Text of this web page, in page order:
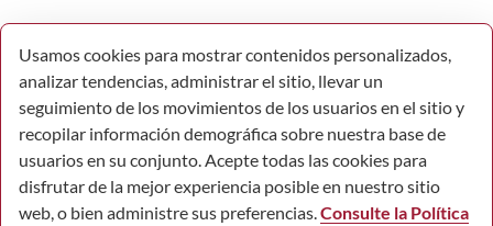
Usamos cookies para mostrar contenidos personalizados,
analizar tendencias, administrar el sitio, llevar un
seguimiento de los movimientos de los usuarios en el sitio y
recopilar información demográfica sobre nuestra base de
usuarios en su conjunto. Acepte todas las cookies para
disfrutar de la mejor experiencia posible en nuestro sitio
web, o bien administre sus preferencias.Consulte la Política